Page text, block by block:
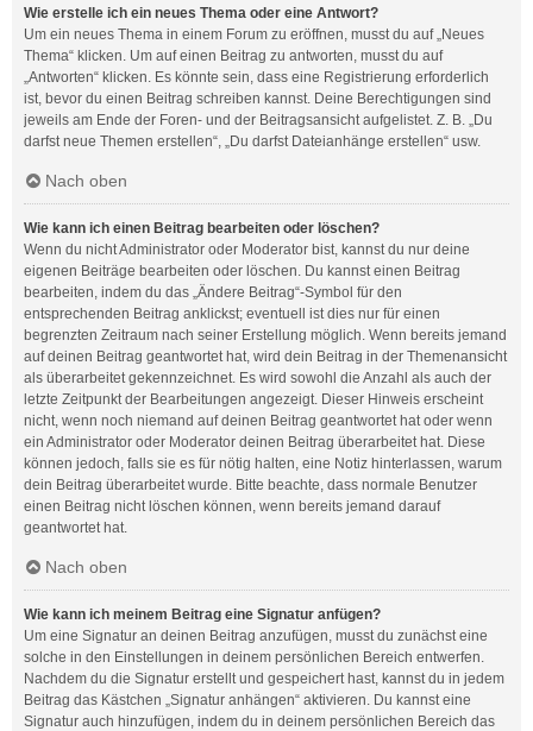
Wie erstelle ich ein neues Thema oder eine Antwort?
Um ein neues Thema in einem Forum zu eröffnen, musst du auf „Neues
Thema“ klicken. Um auf einen Beitrag zu antworten, musst du auf
„Antworten“ klicken. Es könnte sein, dass eine Registrierung erforderlich
ist, bevor du einen Beitrag schreiben kannst. Deine Berechtigungen sind
jeweils am Ende der Foren- und der Beitragsansicht aufgelistet. Z. B. „Du
darfst neue Themen erstellen“, „Du darfst Dateianhänge erstellen“ usw.
Nach oben
Wie kann ich einen Beitrag bearbeiten oder löschen?
Wenn du nicht Administrator oder Moderator bist, kannst du nur deine
eigenen Beiträge bearbeiten oder löschen. Du kannst einen Beitrag
bearbeiten, indem du das „Ändere Beitrag“-Symbol für den
entsprechenden Beitrag anklickst; eventuell ist dies nur für einen
begrenzten Zeitraum nach seiner Erstellung möglich. Wenn bereits jemand
auf deinen Beitrag geantwortet hat, wird dein Beitrag in der Themenansicht
als überarbeitet gekennzeichnet. Es wird sowohl die Anzahl als auch der
letzte Zeitpunkt der Bearbeitungen angezeigt. Dieser Hinweis erscheint
nicht, wenn noch niemand auf deinen Beitrag geantwortet hat oder wenn
ein Administrator oder Moderator deinen Beitrag überarbeitet hat. Diese
können jedoch, falls sie es für nötig halten, eine Notiz hinterlassen, warum
dein Beitrag überarbeitet wurde. Bitte beachte, dass normale Benutzer
einen Beitrag nicht löschen können, wenn bereits jemand darauf
geantwortet hat.
Nach oben
Wie kann ich meinem Beitrag eine Signatur anfügen?
Um eine Signatur an deinen Beitrag anzufügen, musst du zunächst eine
solche in den Einstellungen in deinem persönlichen Bereich entwerfen.
Nachdem du die Signatur erstellt und gespeichert hast, kannst du in jedem
Beitrag das Kästchen „Signatur anhängen“ aktivieren. Du kannst eine
Signatur auch hinzufügen, indem du in deinem persönlichen Bereich das